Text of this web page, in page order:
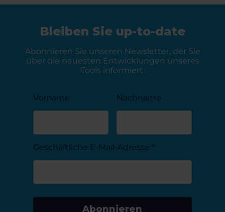
Bleiben Sie up-to-date
Abonnieren Sie unseren Newsletter, der Sie
über die neuesten Entwicklungen unseres
Tools informiert.
Vorname Nachname
Geschäftliche E-Mail-Adresse *
Abonnieren